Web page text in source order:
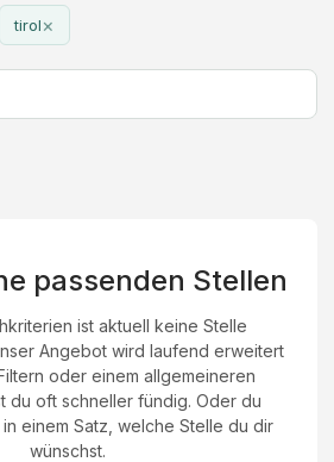
tirol×
passenden Stellen
ist aktuell keine Stelle
Angebot wird laufend erweitert
oder einem allgemeineren
du oft schneller fündig. Oder du
einem Satz, welche Stelle du dir
wünschst.